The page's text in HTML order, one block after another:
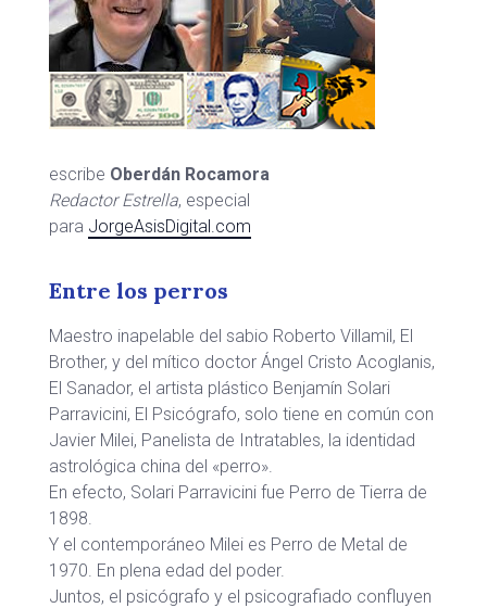
escribe Oberdán Rocamora
Redactor Estrella, especial
para JorgeAsisDigital.com
Entre los perros
Maestro inapelable del sabio Roberto Villamil, El
Brother, y del mítico doctor Ángel Cristo Acoglanis,
El Sanador, el artista plástico Benjamín Solari
Parravicini, El Psicógrafo, solo tiene en común con
Javier Milei, Panelista de Intratables, la identidad
astrológica china del «perro».
En efecto, Solari Parravicini fue Perro de Tierra de
1898.
Y el contemporáneo Milei es Perro de Metal de
1970. En plena edad del poder.
Juntos, el psicógrafo y el psicografiado confluyen